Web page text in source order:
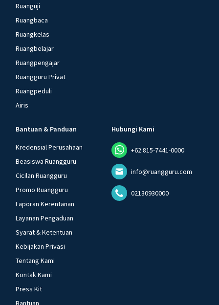
Ruanguji
Ruangbaca
Ruangkelas
Ruangbelajar
Ruangpengajar
Ruangguru Privat
Ruangpeduli
Airis
Bantuan & Panduan
Kredensial Perusahaan
Beasiswa Ruangguru
Cicilan Ruangguru
Promo Ruangguru
Laporan Kerentanan
Layanan Pengaduan
Syarat & Ketentuan
Kebijakan Privasi
Tentang Kami
Kontak Kami
Press Kit
Bantuan
Hubungi Kami
+62 815-7441-0000
info@ruangguru.com
02130930000